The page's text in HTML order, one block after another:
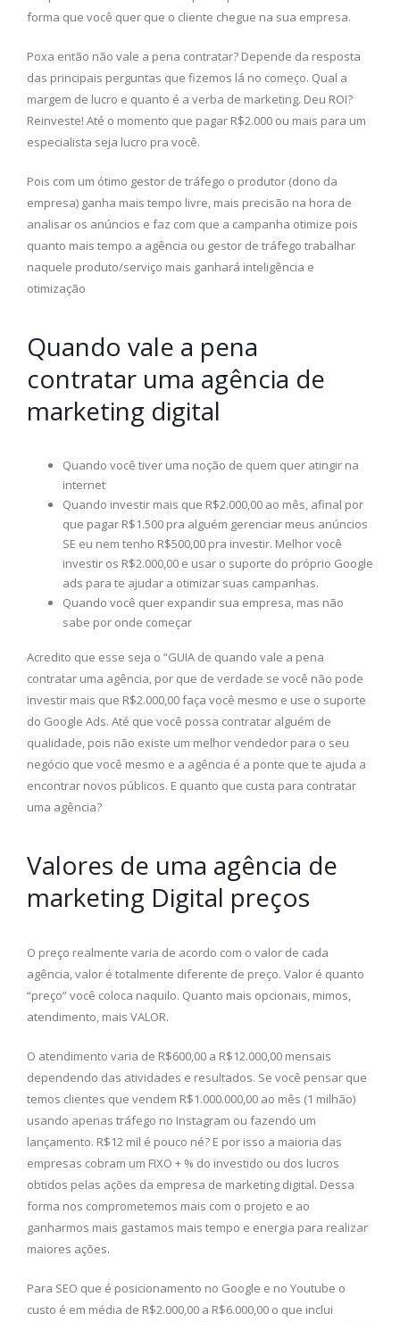
forma que você quer que o cliente chegue na sua empresa.
Poxa então não vale a pena contratar? Depende da resposta
das principais perguntas que fizemos lá no começo. Qual a
margem de lucro e quanto é a verba de marketing. Deu ROI?
Reinveste! Até o momento que pagar R$2.000 ou mais para um
especialista seja lucro pra você.
Pois com um ótimo gestor de tráfego o produtor (dono da
empresa) ganha mais tempo livre, mais precisão na hora de
analisar os anúncios e faz com que a campanha otimize pois
quanto mais tempo a agência ou gestor de tráfego trabalhar
naquele produto/serviço mais ganhará inteligência e
otimização
Quando vale a pena
contratar uma agência de
marketing digital
Quando você tiver uma noção de quem quer atingir na
internet
Quando investir mais que R$2.000,00 ao mês, afinal por
que pagar R$1.500 pra alguém gerenciar meus anúncios
SE eu nem tenho R$500,00 pra investir. Melhor você
investir os R$2.000,00 e usar o suporte do próprio Google
ads para te ajudar a otimizar suas campanhas.
Quando você quer expandir sua empresa, mas não
sabe por onde começar
Acredito que esse seja o “GUIA de quando vale a pena
contratar uma agência, por que de verdade se você não pode
investir mais que R$2.000,00 faça você mesmo e use o suporte
do Google Ads. Até que você possa contratar alguém de
qualidade, pois não existe um melhor vendedor para o seu
negócio que você mesmo e a agência é a ponte que te ajuda a
encontrar novos públicos. E quanto que custa para contratar
uma agência?
Valores de uma agência de
marketing Digital preços
O preço realmente varia de acordo com o valor de cada
agência, valor é totalmente diferente de preço. Valor é quanto
“preço” você coloca naquilo. Quanto mais opcionais, mimos,
atendimento, mais VALOR.
O atendimento varia de R$600,00 a R$12.000,00 mensais
dependendo das atividades e resultados. Se você pensar que
temos clientes que vendem R$1.000.000,00 ao mês (1 milhão)
usando apenas tráfego no Instagram ou fazendo um
lançamento. R$12 mil é pouco né? E por isso a maioria das
empresas cobram um FIXO + % do investido ou dos lucros
obtidos pelas ações da empresa de marketing digital. Dessa
forma nos comprometemos mais com o projeto e ao
ganharmos mais gastamos mais tempo e energia para realizar
maiores ações.
Para SEO que é posicionamento no Google e no Youtube o
custo é em média de R$2.000,00 a R$6.000,00 o que inclui